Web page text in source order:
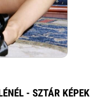
- SZTÁR KÉPEK